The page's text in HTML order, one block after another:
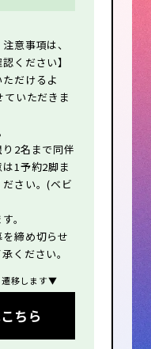
意事項は、
ください】
だけるよ
ていただきま
2名まで同伴
1予約2脚ま
さい。(ベビ
。
締め切らせ
ください。
移します▼
ちら